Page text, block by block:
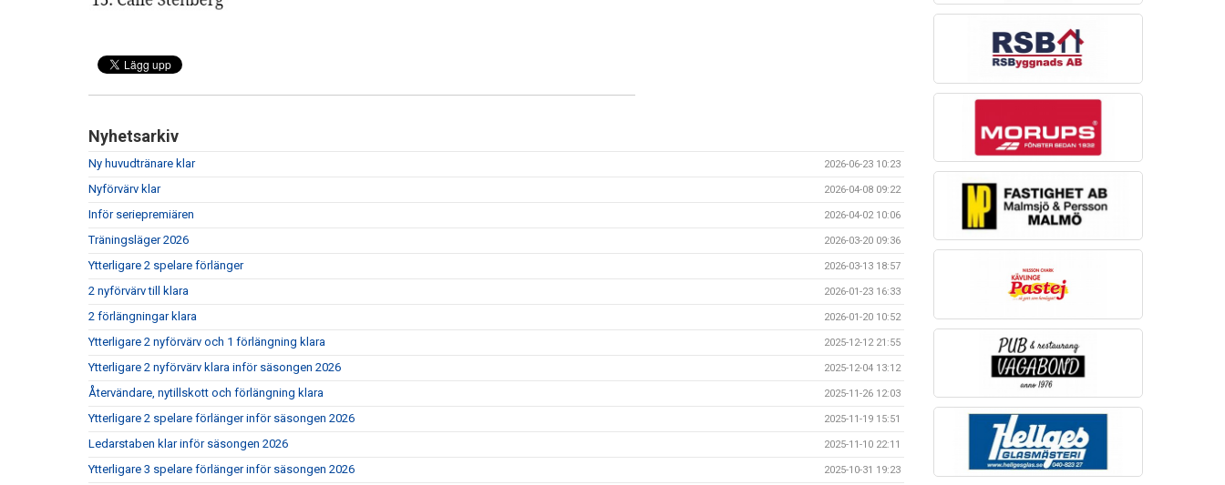
Nyhetsarkiv
Ny huvudtränare klar 2026-06-23 10:23
Nyförvärv klar 2026-04-08 09:22
Inför seriepremiären 2026-04-02 10:06
Träningsläger 2026 2026-03-20 09:36
Ytterligare 2 spelare förlänger 2026-03-13 18:57
2 nyförvärv till klara 2026-01-23 16:33
2 förlängningar klara 2026-01-20 10:52
Ytterligare 2 nyförvärv och 1 förlängning klara 2025-12-12 21:55
Ytterligare 2 nyförvärv klara inför säsongen 2026 2025-12-04 13:12
Återvändare, nytillskott och förlängning klara 2025-11-26 12:03
Ytterligare 2 spelare förlänger inför säsongen 2026 2025-11-19 15:51
Ledarstaben klar inför säsongen 2026 2025-11-10 22:11
Ytterligare 3 spelare förlänger inför säsongen 2026 2025-10-31 19:23